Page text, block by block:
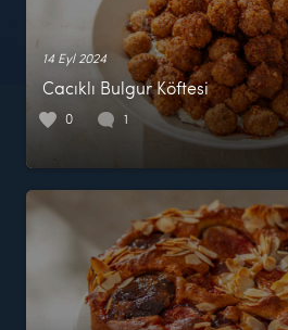
14 Eyl 2024
Cacıklı Bulgur Köftesi
0 1